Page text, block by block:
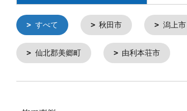
すべて 秋田市 潟上市
仙北郡美郷町 由利本荘市